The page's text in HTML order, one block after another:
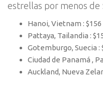
estrellas por menos de
Hanoi, Vietnam :
Pattaya, Tailandia :
Gotemburgo, Suecia
Ciudad de Panamá ,
Auckland, Nueva